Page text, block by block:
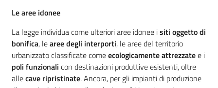
Le aree idonee
La legge individua come ulteriori aree idonee isiti oggetto di
bonifica, learee degli interporti, le aree del territorio
urbanizzato classificate comeecologicamente attrezzatee i
poli funzionali con destinazioni produttive esistenti, oltre
allecave ripristinate. Ancora, per gli impianti di produzione